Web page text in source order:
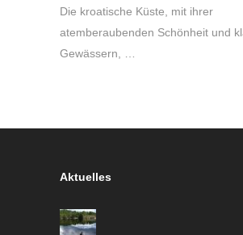
Die kroatische Küste, mit ihrer
atemberaubenden Schönheit und
Gewässern, …
Aktuelles